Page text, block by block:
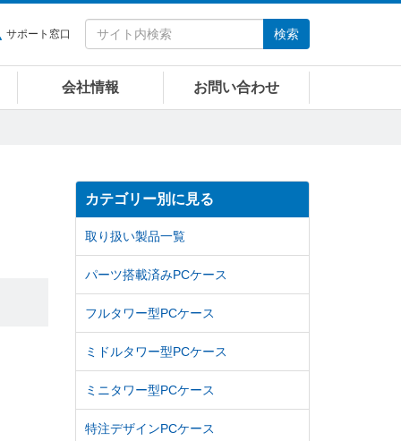
サポート窓口 検索
会社情報 お問い合わせ
カテゴリー別に見る
取り扱い製品一覧
パーツ搭載済みPCケース
フルタワー型PCケース
ミドルタワー型PCケース
ミニタワー型PCケース
特注デザインPCケース